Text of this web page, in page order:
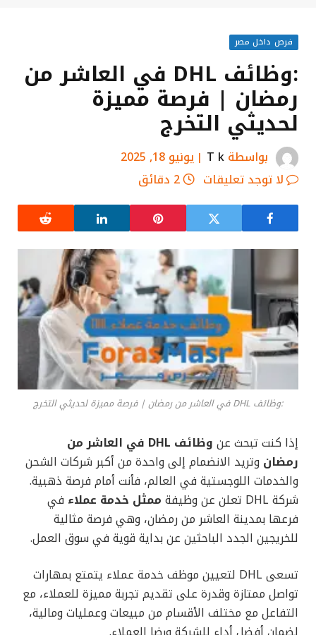
فرص داخل مصر
:وظائف DHL في العاشر من
رمضان | فرصة مميزة
لحديثي التخرج
بواسطةT k
يونيو 18, 2025
لا توجد تعليقات
2 دقائق
:وظائف DHL في العاشر من رمضان | فرصة مميزة لحديثي التخرج
إذا كنت تبحث عن
وظائف DHL في العاشر من
رمضان وتريد الانضمام إلى واحدة من أكبر شركات الشحن
والخدمات اللوجستية في العالم، فأنت أمام فرصة ذهبية.
شركة DHL تعلن عن وظيفة
ممثل خدمة عملاء في
فرعها بمدينة العاشر من رمضان، وهي فرصة مثالية
للخريجين الجدد الباحثين عن بداية قوية في سوق العمل.
تسعى DHL لتعيين موظف خدمة عملاء يتمتع بمهارات
تواصل ممتازة وقدرة على تقديم تجربة مميزة للعملاء، مع
التفاعل مع مختلف الأقسام من مبيعات وعمليات ومالية،